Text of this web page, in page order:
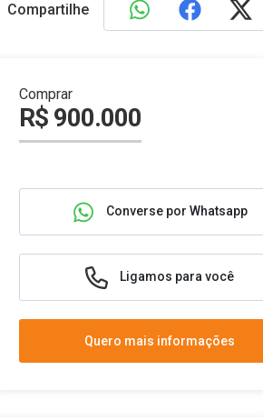
Compartilhe
Comprar
R$ 900.000
Converse por Whatsapp
Ligamos para você
Quero mais informações